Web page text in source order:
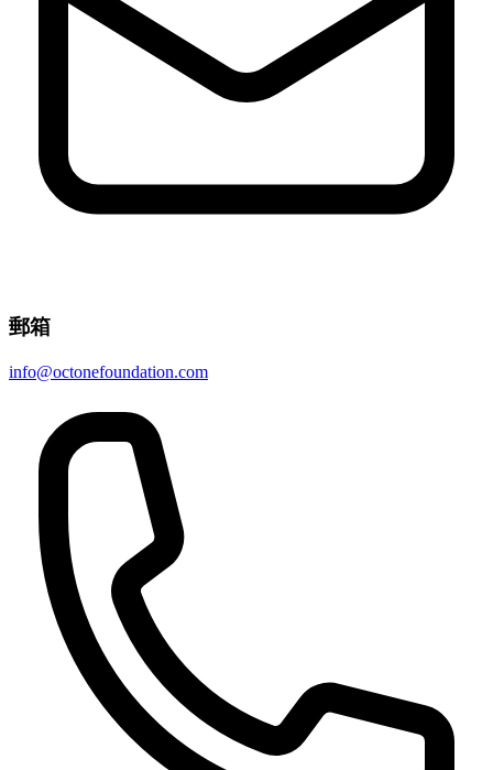
郵箱
info@octonefoundation.com